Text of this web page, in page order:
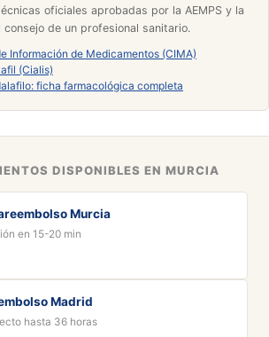
oficiales aprobadas por la AEMPS y la
consejo de un profesional sanitario.
Información de Medicamentos (CIMA)
(Cialis)
ficha farmacológica completa
DISPONIBLES EN MURCIA
Murcia
en 15-20 min
Madrid
hasta 36 horas